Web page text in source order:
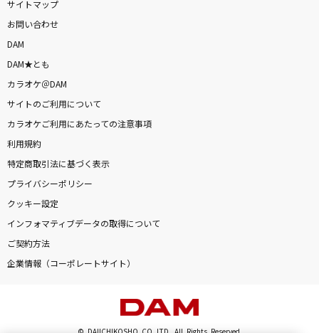
サイトマップ
お問い合わせ
DAM
DAM★とも
カラオケ＠DAM
サイトのご利用について
カラオケご利用にあたっての注意事項
利用規約
特定商取引法に基づく表示
プライバシーポリシー
クッキー設定
インフォマティブデータの取得について
ご契約方法
企業情報（コーポレートサイト）
© DAIICHIKOSHO CO.,LTD. All Rights Reserved.